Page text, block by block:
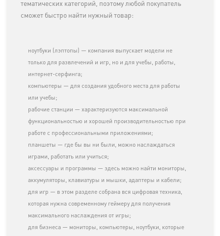
тематических категорий, поэтому любой покупатель
сможет быстро найти нужный товар:
ноутбуки (лэптопы) — компания выпускает модели не
только для развлечений и игр, но и для учебы, работы,
интернет-серфинга;
компьютеры — для создания удобного места для работы
или учебы;
рабочие станции — характеризуются максимальной
функциональностью и хорошей производительностью при
работе с профессиональными приложениями;
планшеты — где бы вы ни были, можно наслаждаться
играми, работать или учиться;
аксессуары и программы — здесь можно найти мониторы,
аккумуляторы, клавиатуры и мышки, адаптеры и кабели;
для игр — в этом разделе собрана вся цифровая техника,
которая нужна современному геймеру для получения
максимального наслаждения от игры;
для бизнеса — мониторы, компьютеры, ноутбуки, которые